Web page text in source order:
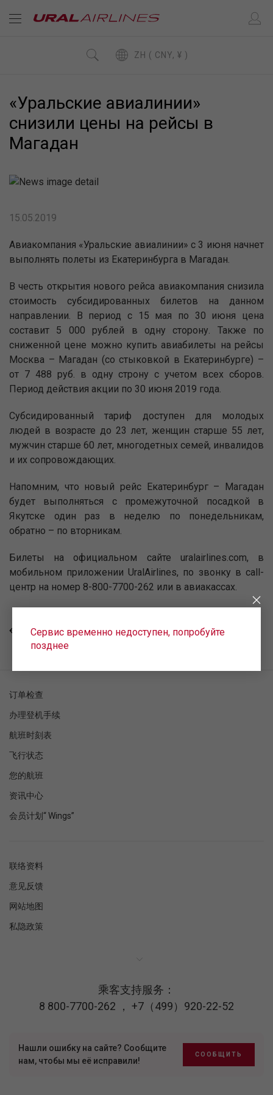
ZH ( CNY, ¥ )
«Уральские авиалинии»
снизили цены на рейсы в
Магадан
15.05.2019
Авиакомпания «Уральские авиалинии» с 3 июня начнет
выполнять полеты из Екатеринбурга в Магадан.
В честь открытия нового рейса авиакомпания снизила
стоимость субсидированных билетов на данном
направлении. В период с 15 мая по 30 июня цена
составит 5 000 рублей в одну сторону. Также по
сниженной цене можно купить авиабилеты на рейсы
Москва – Магадан (со стыковкой в Екатеринбурге) –
от 7 488 руб. в одну строну с учетом всех сборов.
Период действия акции по 30 июня 2019 года.
Субсидированный тариф доступен для молодых
людей в возрасте до 23 лет, женщин старше 55 лет,
мужчин старше 60 лет, многодетных семей, инвалидов
и их сопровождающих.
Напомним, что новый рейс Екатеринбург – Магадан
будет выполняться с промежуточной посадкой в
Якутске один раз в неделю по понедельникам,
обратно – по вторникам.
Билеты на официальном сайте uralairlines.com, в
мобильном приложении UralAirlines, по звонку в call-
центр на номер 8-800-7700-262 или в авиакассах.
回去
Сервис временно недоступен, попробуйте
позднее
订单检查
办理登机手续
航班时刻表
飞行状态
您的航班
资讯中心
会员计划“ Wings”
联络资料
意见反馈
网站地图
私隐政策
乘客支持服务：
8 800-7700-262 ， +7（499）920-22-52
Нашли ошибку на сайте? Сообщите
нам, чтобы мы её исправили!
СООБЩИТЬ